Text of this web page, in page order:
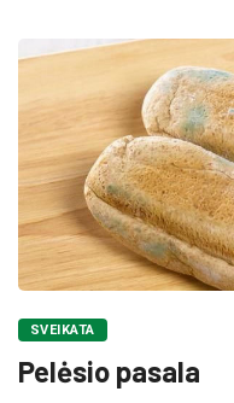
SVEIKATA
Pelėsio pasala